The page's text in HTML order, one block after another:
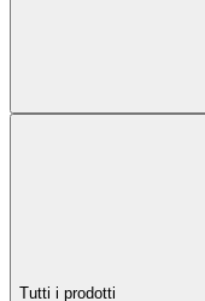
Tutti i prodotti